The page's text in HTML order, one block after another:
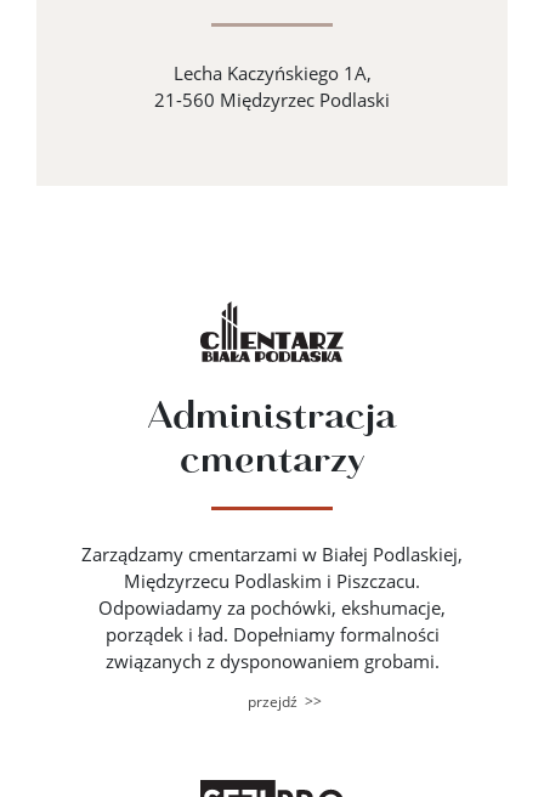
Lecha Kaczyńskiego 1A,
21-560 Międzyrzec Podlaski
Administracja
cmentarzy
Zarządzamy cmentarzami w Białej Podlaskiej,
Międzyrzecu Podlaskim i Piszczacu.
Odpowiadamy za pochówki, ekshumacje,
porządek i ład. Dopełniamy formalności
związanych z dysponowaniem grobami.
przejdź >>